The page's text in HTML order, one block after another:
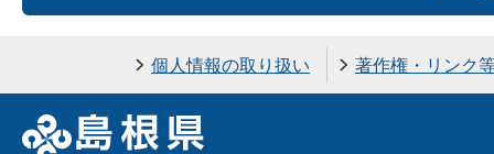
個人情報の取り扱い 著作権・リンク